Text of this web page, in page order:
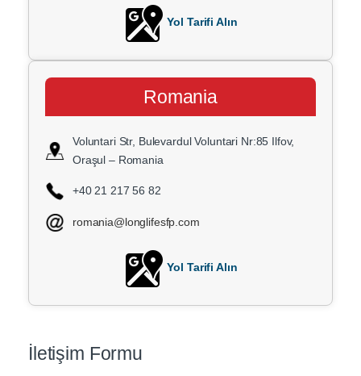
Yol Tarifi Alın
Romania
Voluntari Str, Bulevardul Voluntari Nr:85 Ilfov,
Oraşul – Romania
+40 21 217 56 82
romania@longlifesfp.com
Yol Tarifi Alın
İletişim Formu